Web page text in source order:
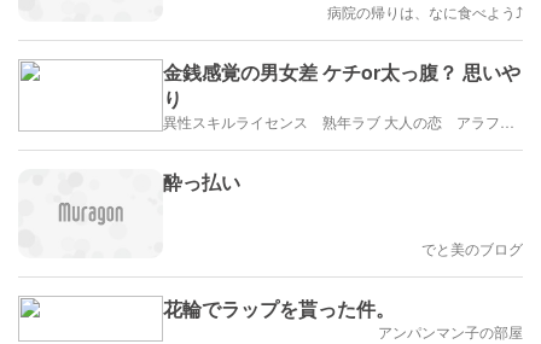
病院の帰りは、なに食べよう⤴
金銭感覚の男女差 ケチor太っ腹？ 思いや
り
酔っ払い
でと美のブログ
花輪でラップを貰った件。
アンパンマン子の部屋